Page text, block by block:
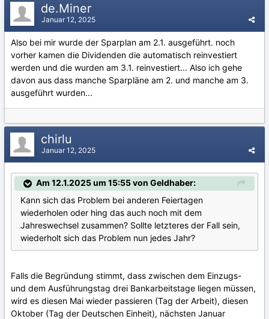
de.Miner
Januar 12, 2025
Also bei mir wurde der Sparplan am 2.1. ausgeführt. noch
vorher kamen die Dividenden die automatisch reinvestiert
werden und die wurden am 3.1. reinvestiert... Also ich gehe
davon aus dass manche Sparpläne am 2. und manche am 3.
ausgeführt wurden...
chirlu
Januar 12, 2025
Am 12.1.2025 um 15:55 von Geldhaber:
Kann sich das Problem bei anderen Feiertagen
wiederholen oder hing das auch noch mit dem
Jahreswechsel zusammen? Sollte letzteres der Fall sein,
wiederholt sich das Problem nun jedes Jahr?
Falls die Begründung stimmt, dass zwischen dem Einzugs-
und dem Ausführungstag drei Bankarbeitstage liegen müssen,
wird es diesen Mai wieder passieren (Tag der Arbeit), diesen
Oktober (Tag der Deutschen Einheit), nächsten Januar